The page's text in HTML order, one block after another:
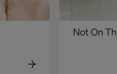
Not On